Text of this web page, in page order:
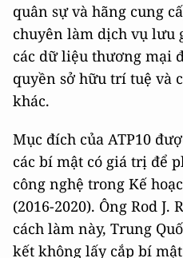
quân sự và hãng cung
chuyên làm dịch vụ lưu
các dữ liệu thương mại
quyền sở hữu trí tuệ và
khác.
Mục đích của ATP10
các bí mật có giá trị để
công nghệ trong Kế
(2016-2020). Ông Rod J.
cách làm này, Trung
kết không lấy cắp bí